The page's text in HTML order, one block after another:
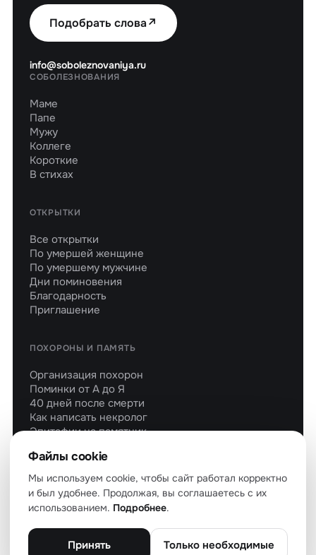
Подобрать слова↗
info@soboleznovaniya.ru
СОБОЛЕЗНОВАНИЯ
Маме
Папе
Мужу
Коллеге
Короткие
В стихах
ОТКРЫТКИ
Все открытки
По умершей женщине
По умершему мужчине
Дни поминовения
Благодарность
Приглашение
ПОХОРОНЫ И ПАМЯТЬ
Организация похорон
Поминки от А до Я
40 дней после смерти
Как написать некролог
Эпитафии на памятник
© 2026 soboleznovaniya.ru — все права защищены
О проектеПолитика конфиденциальностиФайлы cookie
Пользовательское соглашение
Файлы cookie
Мы используем cookie, чтобы сайт работал корректно
и был удобнее. Продолжая, вы соглашаетесь с их
использованием. Подробнее.
Принять Только необходимые